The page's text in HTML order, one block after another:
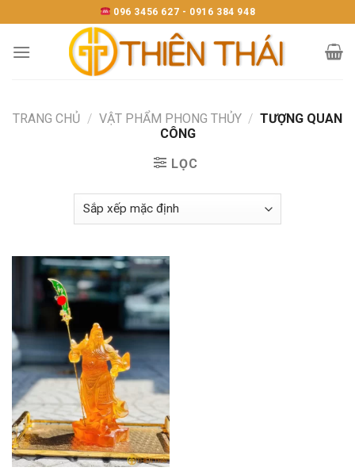
to
content
096 3456 627 - 0916 384 948
TRANG CHỦ / VẬT PHẨM PHONG THỦY / TƯỢNG QUAN
CÔNG
LỌC